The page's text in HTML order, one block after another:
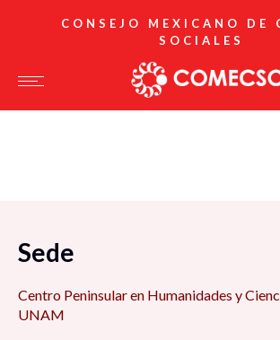
CONSEJO MEXICANO DE
SOCIALES
Sede
Centro Peninsular en Humanidades y
UNAM